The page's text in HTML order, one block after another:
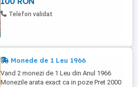
Telefon validat
Monede de 1 Leu 1966
Vand 2 monezi de 1 Leu din Anul 1966
Monezile arata exact ca in poze Pret 2000